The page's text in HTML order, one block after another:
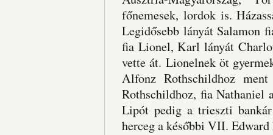
főnemesek, lordok is.
Legidősebb lányát Salamon
fia Lionel, Karl lányát
vette át. Lionelnek öt
Alfonz Rothschildhoz
Rothschildhoz, fia Nathaniel
Lipót pedig a trieszti
herceg a későbbi VII.